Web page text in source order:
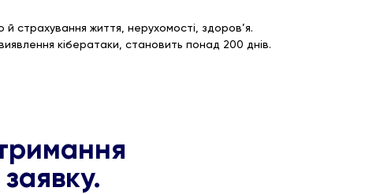
страхування життя, нерухомості, здоров’я.
кібератаки, становить понад 200 днів.